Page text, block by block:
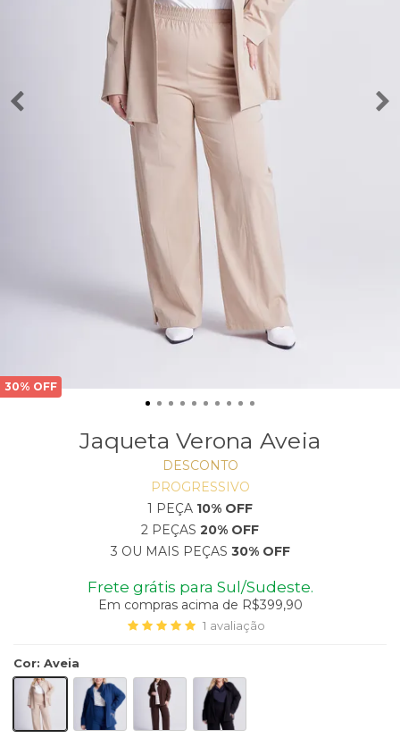
30% OFF
Jaqueta Verona Aveia
DESCONTO
PROGRESSIVO
1 PEÇA 10% OFF
2 PEÇAS 20% OFF
3 OU MAIS PEÇAS 30% OFF
Frete grátis para Sul/Sudeste.
Em compras acima de R$399,90
1 avaliação
Cor: Aveia